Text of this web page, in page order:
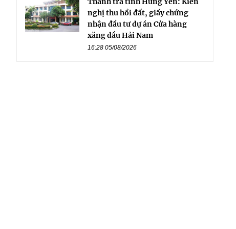
nghị thu hồi đất, giấy chứng
nhận đầu tư dự án Cửa hàng
xăng dầu Hải Nam
16:28 05/08/2026